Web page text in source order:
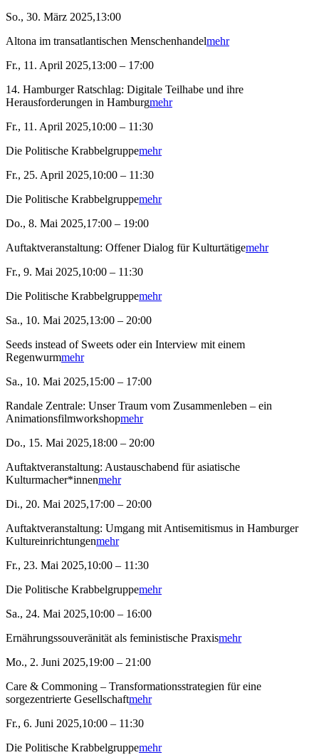
So., 30. März 2025,13:00
Altona im transatlantischen Menschenhandelmehr
Fr., 11. April 2025,13:00 – 17:00
14. Hamburger Ratschlag: Digitale Teilhabe und ihre
Herausforderungen in Hamburgmehr
Fr., 11. April 2025,10:00 – 11:30
Die Politische Krabbelgruppemehr
Fr., 25. April 2025,10:00 – 11:30
Die Politische Krabbelgruppemehr
Do., 8. Mai 2025,17:00 – 19:00
Auftaktveranstaltung: Offener Dialog für Kulturtätigemehr
Fr., 9. Mai 2025,10:00 – 11:30
Die Politische Krabbelgruppemehr
Sa., 10. Mai 2025,13:00 – 20:00
Seeds instead of Sweets oder ein Interview mit einem
Regenwurmmehr
Sa., 10. Mai 2025,15:00 – 17:00
Randale Zentrale: Unser Traum vom Zusammenleben – ein
Animationsfilmworkshopmehr
Do., 15. Mai 2025,18:00 – 20:00
Auftaktveranstaltung: Austauschabend für asiatische
Kulturmacher*innenmehr
Di., 20. Mai 2025,17:00 – 20:00
Auftaktveranstaltung: Umgang mit Antisemitismus in Hamburger
Kultureinrichtungenmehr
Fr., 23. Mai 2025,10:00 – 11:30
Die Politische Krabbelgruppemehr
Sa., 24. Mai 2025,10:00 – 16:00
Ernährungssouveränität als feministische Praxismehr
Mo., 2. Juni 2025,19:00 – 21:00
Care & Commoning – Transformationsstrategien für eine
sorgezentrierte Gesellschaftmehr
Fr., 6. Juni 2025,10:00 – 11:30
Die Politische Krabbelgruppemehr